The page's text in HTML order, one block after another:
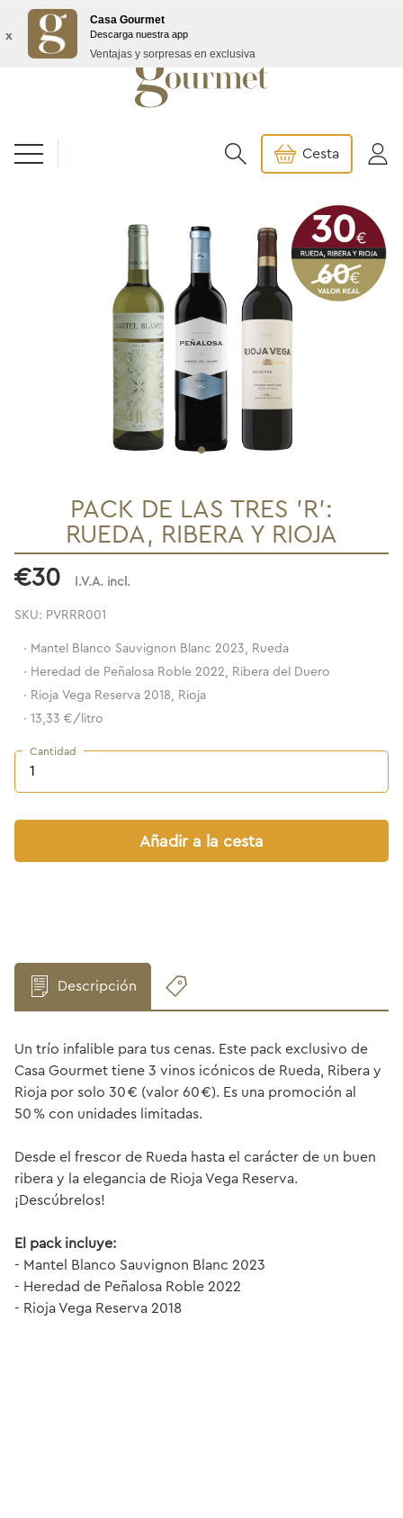
Envío GRATIS a partir de 99€/145€ Baleares
Cesta
PACK DE LAS TRES 'R':
RUEDA, RIBERA Y RIOJA
€30
I.V.A. incl.
SKU: PVRRR001
· Mantel Blanco Sauvignon Blanc 2023, Rueda
· Heredad de Peñalosa Roble 2022, Ribera del Duero
· Rioja Vega Reserva 2018, Rioja
· 13,33 €/litro
Cantidad
Añadir a la cesta
Descripción
Un trío infalible para tus cenas. Este pack exclusivo de
Casa Gourmet tiene 3 vinos icónicos de Rueda, Ribera y
Rioja por solo 30 € (valor 60 €). Es una promoción al
50 % con unidades limitadas.
Desde el frescor de Rueda hasta el carácter de un buen
ribera y la elegancia de Rioja Vega Reserva.
¡Descúbrelos!
El pack incluye:
- Mantel Blanco Sauvignon Blanc 2023
- Heredad de Peñalosa Roble 2022
- Rioja Vega Reserva 2018
x
Casa Gourmet
Descarga nuestra app
Ventajas y sorpresas en exclusiva